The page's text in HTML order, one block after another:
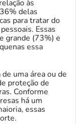
às
delas
para tratar do
Essas
grande (73%) e
essa
uma área ou de
proteção de
Conforme
há um
essas